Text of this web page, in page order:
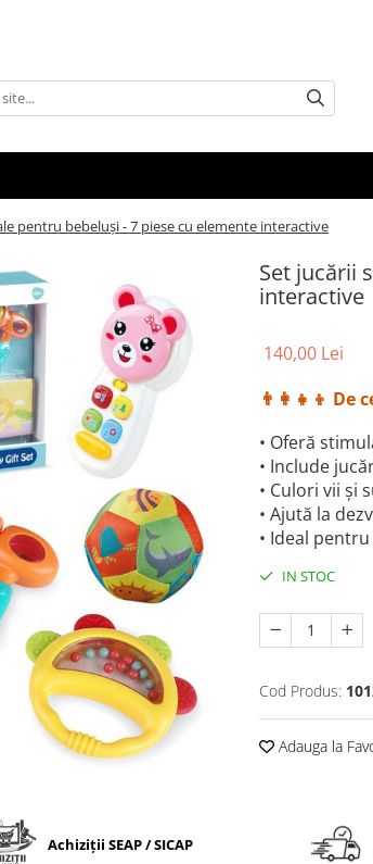
pentru bebeluși - 7 piese cu elemente interactive
Set jucării
interactive
140,00 Lei
👨‍👩‍👧‍👦 De
• Oferă
• Include
• Culori vii și
• Ajută la
• Ideal
IN STOC
Cod Produs:
Adauga la
Achiziții SEAP / SICAP